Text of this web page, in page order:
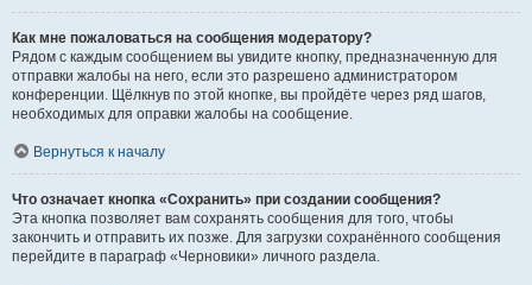
Как мне пожаловаться на сообщения модератору?
Рядом с каждым сообщением вы увидите кнопку, предназначенную для
отправки жалобы на него, если это разрешено администратором
конференции. Щёлкнув по этой кнопке, вы пройдёте через ряд шагов,
необходимых для оправки жалобы на сообщение.
Вернуться к началу
Что означает кнопка «Сохранить» при создании сообщения?
Эта кнопка позволяет вам сохранять сообщения для того, чтобы
закончить и отправить их позже. Для загрузки сохранённого сообщения
перейдите в параграф «Черновики» личного раздела.